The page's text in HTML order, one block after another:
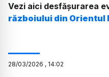
Vezi aici desfășurarea
războiului din Orientul
28/03/2026 , 14:02